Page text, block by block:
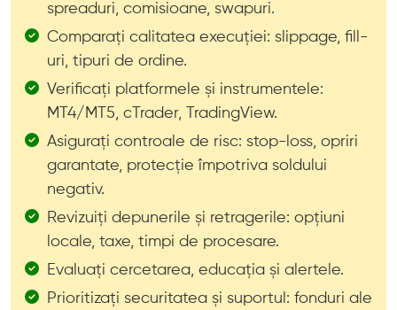
spreaduri, comisioane, swapuri.
Comparați calitatea execuției: slippage, fill-
uri, tipuri de ordine.
Verificați platformele și instrumentele:
MT4/MT5, cTrader, TradingView.
Asigurați controale de risc: stop-loss, opriri
garantate, protecție împotriva soldului
negativ.
Revizuiți depunerile și retragerile: opțiuni
locale, taxe, timpi de procesare.
Evaluați cercetarea, educația și alertele.
Prioritizați securitatea și suportul: fonduri ale